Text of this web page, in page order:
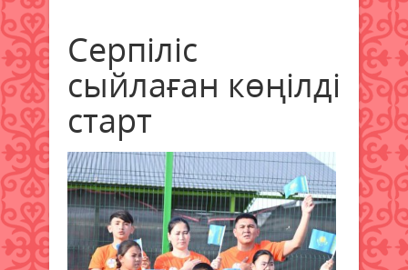
Серпіліс
сыйлаған көңілді
старт